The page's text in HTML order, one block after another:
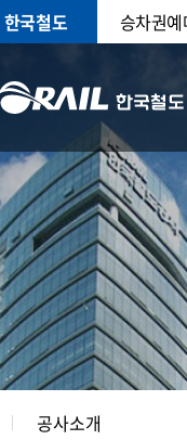
한국철도 승차권예
CEO
공사소개